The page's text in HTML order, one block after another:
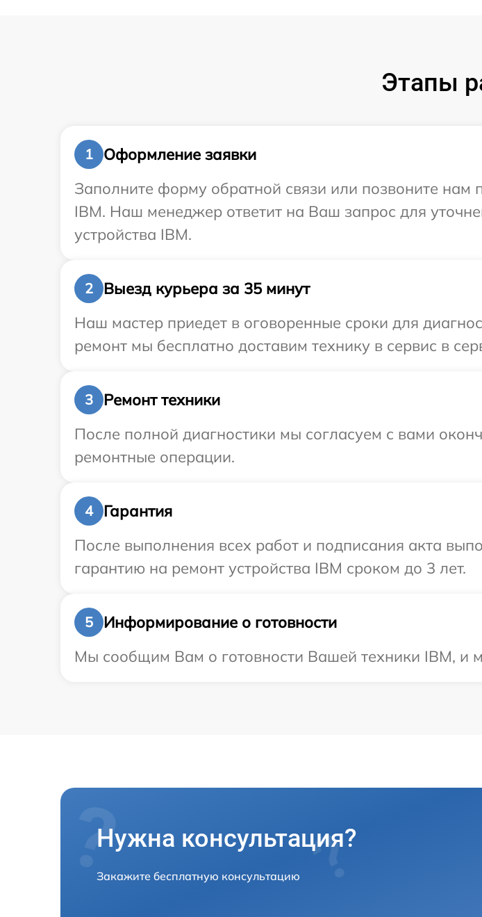
Этапы
1
Оформление заявки
Заполните форму обратной связи или позвоните нам
IBM. Наш менеджер ответит на Ваш запрос для
устройства IBM.
2
Выезд курьера за 35 минут
Наш мастер приедет в оговоренные сроки для
ремонт мы бесплатно доставим технику в сервис в
3
Ремонт техники
После полной диагностики мы согласуем с вами
ремонтные операции.
4
Гарантия
После выполнения всех работ и подписания акта
гарантию на ремонт устройства IBM сроком до 3 лет.
5
Информирование о готовности
Мы сообщим Вам о готовности Вашей техники IBM, и
Нужна консультация?
Закажите бесплатную консультацию